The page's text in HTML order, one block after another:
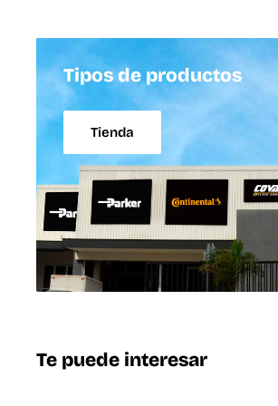
Tipos de productos
Tienda
Te puede interesar